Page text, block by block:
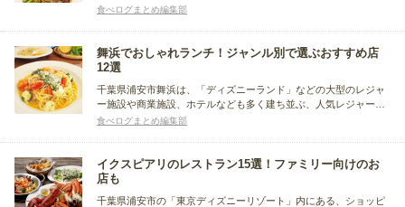
地です。今回の記事はその舞浜駅周辺にある、ランチで寄りたい
とめました。
食べログまとめ編集部
舞浜でおしゃれランチ！ジャンル別で選ぶおすすめ店
12選
千葉県浦安市舞浜は、「ディズニーランド」などの大型のレジャ
ー施設や商業施設、ホテルなども多く建ち並ぶ、人気レジャース
ポット。ホテル内にあるカフェやレストランを中心に多彩な飲食
食べログまとめ編集部
イクスピアリのレストラン15選！ファミリー向けのお
店も
千葉県浦安市の「東京ディズニーリゾート」内にある、ショッピ